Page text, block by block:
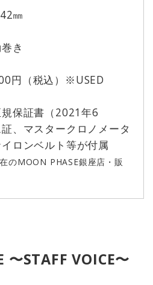
㎜
き
円（税込）※USED
保証書（2021年6
、マスタークロノメータ
ロンベルト等が付属
のMOON PHASE銀座店・販
〜STAFF VOICE〜